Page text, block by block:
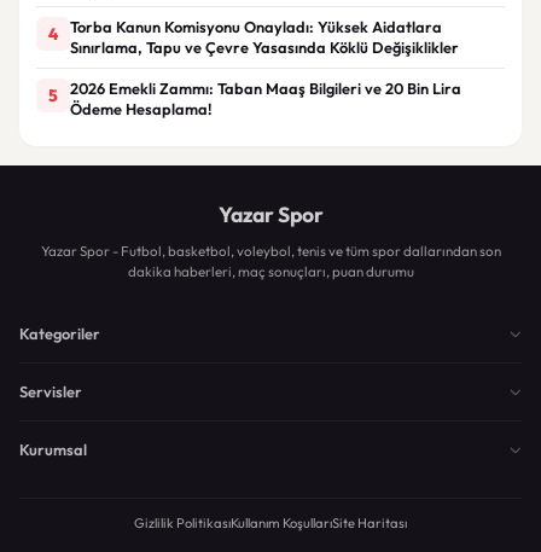
4
Torba Kanun Komisyonu Onayladı: Yüksek Aidatlara
Sınırlama, Tapu ve Çevre Yasasında Köklü Değişiklikler
5
2026 Emekli Zammı: Taban Maaş Bilgileri ve 20 Bin Lira
Ödeme Hesaplama!
Yazar Spor
Yazar Spor - Futbol, basketbol, voleybol, tenis ve tüm spor dallarından son
dakika haberleri, maç sonuçları, puan durumu
Kategoriler
Servisler
Kurumsal
Gizlilik PolitikasıKullanım KoşullarıSite Haritası